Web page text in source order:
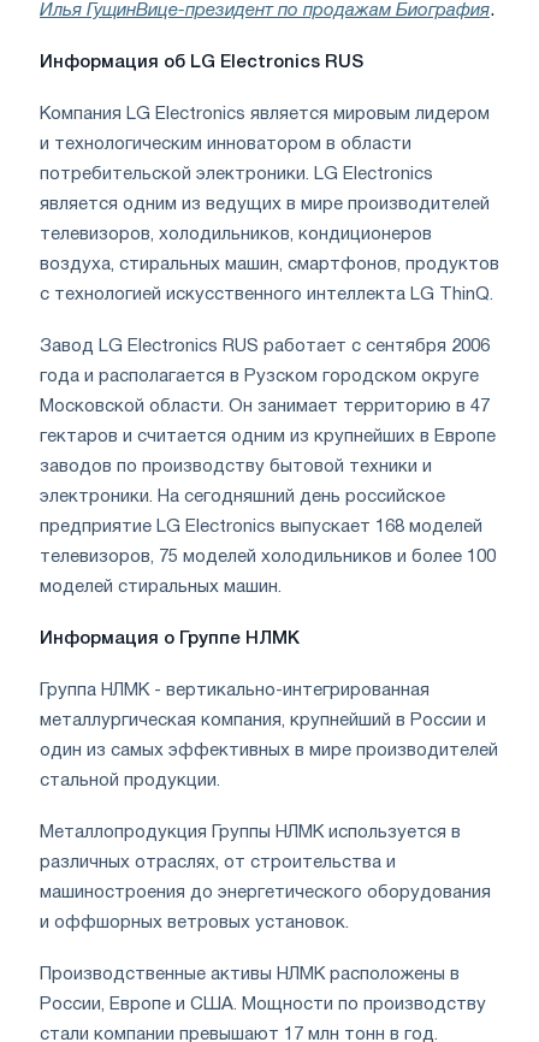
Илья ГущинВице-президент по продажам Биография.
Информация об LG Electronics RUS
Компания LG Electronics является мировым лидером
и технологическим инноватором в области
потребительской электроники. LG Electronics
является одним из ведущих в мире производителей
телевизоров, холодильников, кондиционеров
воздуха, стиральных машин, смартфонов, продуктов
с технологией искусственного интеллекта LG ThinQ.
Завод LG Electronics RUS работает с сентября 2006
года и располагается в Рузском городском округе
Московской области. Он занимает территорию в 47
гектаров и считается одним из крупнейших в Европе
заводов по производству бытовой техники и
электроники. На сегодняшний день российское
предприятие LG Electronics выпускает 168 моделей
телевизоров, 75 моделей холодильников и более 100
моделей стиральных машин.
Информация о Группе НЛМК
Группа НЛМК - вертикально-интегрированная
металлургическая компания, крупнейший в России и
один из самых эффективных в мире производителей
стальной продукции.
Металлопродукция Группы НЛМК используется в
различных отраслях, от строительства и
машиностроения до энергетического оборудования
и оффшорных ветровых установок.
Производственные активы НЛМК расположены в
России, Европе и США. Мощности по производству
стали компании превышают 17 млн тонн в год.